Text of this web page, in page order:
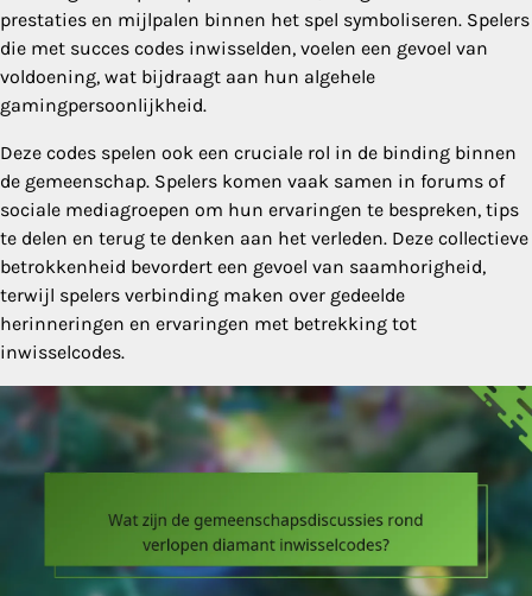
prestaties en mijlpalen binnen het spel symboliseren. Spelers
die met succes codes inwisselden, voelen een gevoel van
voldoening, wat bijdraagt aan hun algehele
gamingpersoonlijkheid.
Deze codes spelen ook een cruciale rol in de binding binnen
de gemeenschap. Spelers komen vaak samen in forums of
sociale mediagroepen om hun ervaringen te bespreken, tips
te delen en terug te denken aan het verleden. Deze collectieve
betrokkenheid bevordert een gevoel van saamhorigheid,
terwijl spelers verbinding maken over gedeelde
herinneringen en ervaringen met betrekking tot
inwisselcodes.